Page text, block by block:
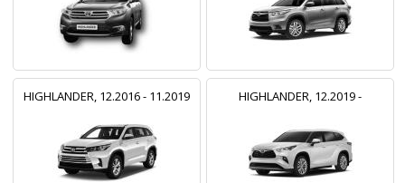
HIGHLANDER, 12.2016 - 11.2019 HIGHLANDER, 12.2019 -